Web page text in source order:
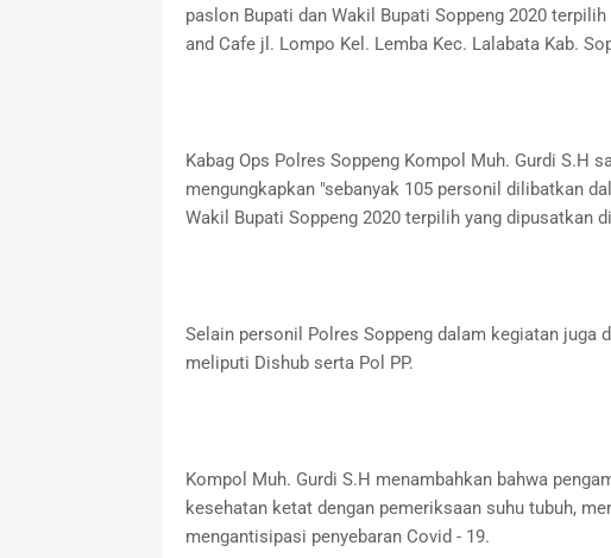
paslon Bupati dan Wakil Bupati Soppeng 2020
and Cafe jl. Lompo Kel. Lemba Kec. Lalabata Kab.
Kabag Ops Polres Soppeng Kompol Muh. Gurdi S.H
mengungkapkan "sebanyak 105 personil dilibatkan
Wakil Bupati Soppeng 2020 terpilih yang dipusatkan
Selain personil Polres Soppeng dalam kegiatan juga
meliputi Dishub serta Pol PP.
Kompol Muh. Gurdi S.H menambahkan bahwa
kesehatan ketat dengan pemeriksaan suhu tubuh,
mengantisipasi penyebaran Covid - 19.